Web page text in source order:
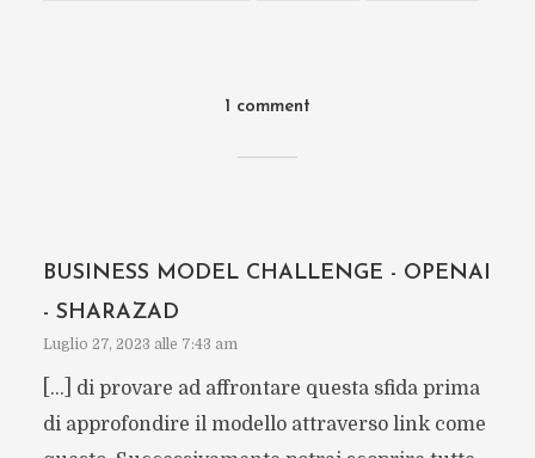
1 comment
BUSINESS MODEL CHALLENGE - OPENAI
- SHARAZAD
Luglio 27, 2023 alle 7:43 am
[…] di provare ad affrontare questa sfida prima
di approfondire il modello attraverso link come